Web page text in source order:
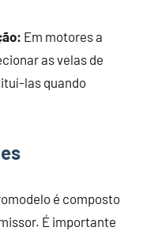
Em motores a
as velas de
las quando
é composto
É importante